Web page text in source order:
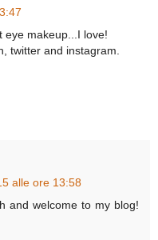
eye makeup...I love!
twitter and instagram.
alle ore 13:58
and welcome to my blog!